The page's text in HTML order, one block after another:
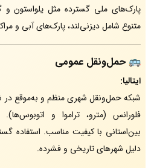
پارک‌های ملی گسترده مثل یلواستون و
متنوع شامل دیزنی‌لند، پارک‌های آبی و
🚌 حمل‌ونقل عمومی
ایتالیا:
شبکه حمل‌ونقل شهری منظم و به‌موقع در
فلورانس (مترو، تراموا و
بین‌استانی با کیفیت مناسب. استفاده
دلیل شهرهای تاریخی و فشرده.